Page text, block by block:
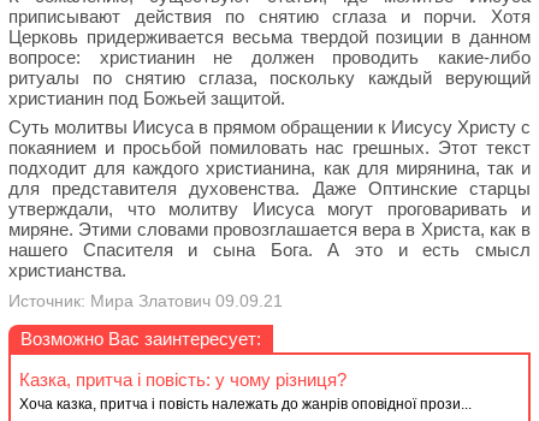
приписывают действия по снятию сглаза и порчи. Хотя
Церковь придерживается весьма твердой позиции в данном
вопросе: христианин не должен проводить какие-либо
ритуалы по снятию сглаза, поскольку каждый верующий
христианин под Божьей защитой.
Суть молитвы Иисуса в прямом обращении к Иисусу Христу с
покаянием и просьбой помиловать нас грешных. Этот текст
подходит для каждого христианина, как для мирянина, так и
для представителя духовенства. Даже Оптинские старцы
утверждали, что молитву Иисуса могут проговаривать и
миряне. Этими словами провозглашается вера в Христа, как в
нашего Спасителя и сына Бога. А это и есть смысл
христианства.
Источник: Мира Златович 09.09.21
Возможно Вас заинтересует:
Казка, притча і повість: у чому різниця?
Хоча казка, притча і повість належать до жанрів оповідної прози...